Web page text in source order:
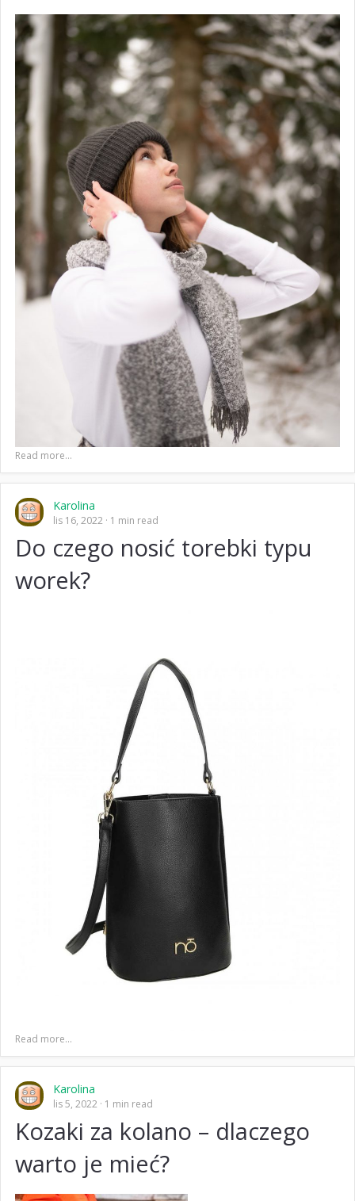
Read more...
Karolina
lis 16, 2022 1 min read
Do czego nosić torebki typu
worek?
Read more...
Karolina
lis 5, 2022 1 min read
Kozaki za kolano – dlaczego
warto je mieć?